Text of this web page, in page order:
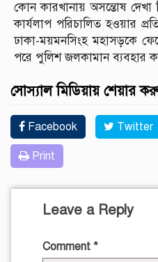
কোন কারখানায় অসন্তোষ দেখা
কার্যলাপ পরিচালিত হওয়ার
ঢাকা-ময়মনসিংহ মহাসড়কে
পরে পুলিশ জলকামান ব্যবহার
সোস্যাল মিডিয়ায় শেয়ার
Facebook Twitter
Print
Leave a Reply
Comment *